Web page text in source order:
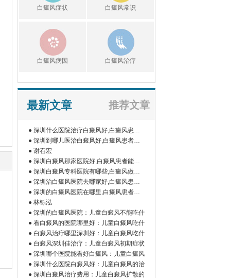
白癜风症状 白癜风常识
白癜风病因 白癜风治疗
最新文章 推荐文章
● 深圳什么医院治疗白癜风好,白癜风患者
如
● 深圳到哪儿医治白癜风好,白癜风患者为
什● 谢召宏
● 深圳白癜风那家医院好,白癜风患者能吃
橘
● 深圳白癜风专科医院有哪些,白癜风做伍
德
● 深圳治白癜风医院去哪家好,白癜风患者
为
● 深圳的白癜风医院在哪里,白癜风患者做
微● 林铄泓
● 深圳的白癜风医院：儿童白癜风不能吃什
● 看白癜风的医院哪里好：儿童白癜风吃什
● 白癜风治疗哪里深圳好：儿童白癜风吃什
● 白癜风深圳佳治疗：儿童白癜风初期症状
● 深圳哪个医院能看好白癜风：儿童白癜风
● 深圳什么医院白癜风好：儿童白癜风的治
● 深圳白癜风治疗费用：儿童白癜风扩散的